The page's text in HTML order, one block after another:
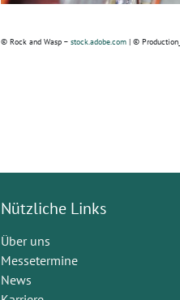
© Rock and Wasp – stock.adobe.com | ©
Nützliche Links
Über uns
Messetermine
News